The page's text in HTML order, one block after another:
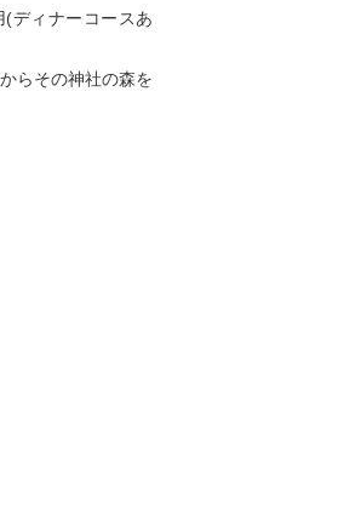
ディナーコースあ
らその神社の森を